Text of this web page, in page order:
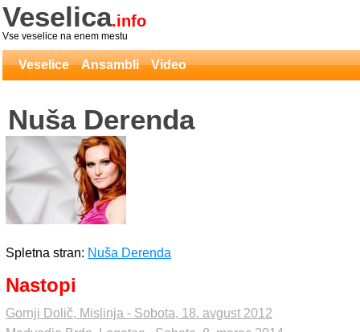
Veselica.info
Vse veselice na enem mestu
Veselice Ansambli Video
Nuša Derenda
Spletna stran: Nuša Derenda
Nastopi
Gornji Dolič, Mislinja - Sobota, 18. avgust 2012